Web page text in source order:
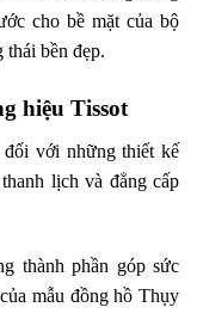
cho bề mặt của bộ
thái bền đẹp.
hiệu Tissot
với những thiết kế
lịch và đẳng cấp
thành phần góp sức
mẫu đồng hồ Thụy